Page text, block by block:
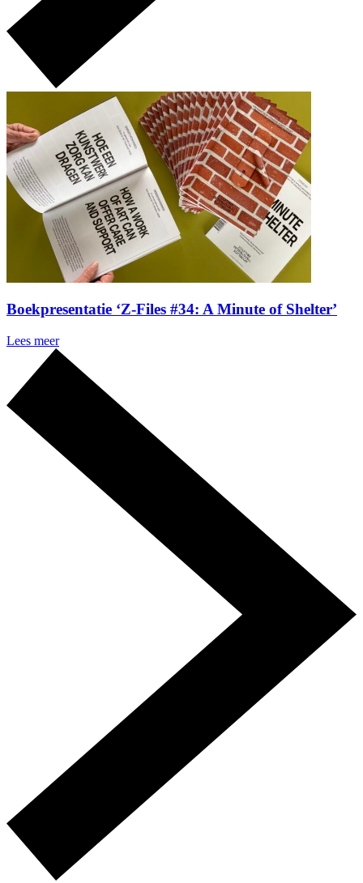
Boekpresentatie ‘Z-Files #34: A Minute of Shelter’
Lees meer